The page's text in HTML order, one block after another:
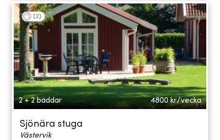
(2)
2 + 2 bäddar 4800 kr/vecka
Sjönära stuga
Västervik